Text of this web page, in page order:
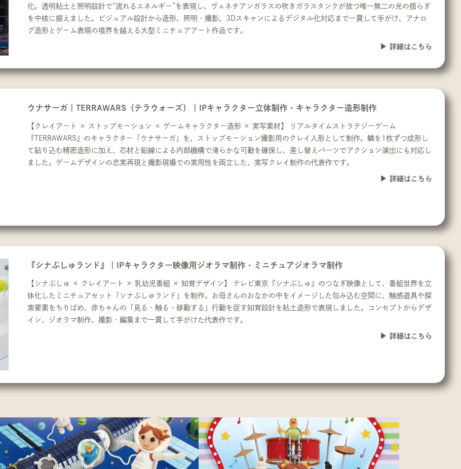
化。透明粘土と照明設計で“流れるエネルギー”を表現し、ヴェネチアンガラスの吹きガラスタンクが放つ唯一無二の光の揺らぎ
を中核に据えました。ビジュアル設計から造形、照明・撮影、3Dスキャンによるデジタル化対応まで一貫して手がけ、アナロ
グ造形とゲーム表現の境界を越える大型ミニチュアアート作品です。
詳細はこちら
ウナサーガ｜TERRAWARS（テラウォーズ）｜IPキャラクター立体制作・キャラクター造形制作
【クレイアート × ストップモーション × ゲームキャラクター造形 × 実写素材】 リアルタイムストラテジーゲーム
『TERRAWARS』のキャラクター「ウナサーガ」を、ストップモーション撮影用のクレイ人形として制作。鱗を1枚ずつ成形し
て貼り込む精密造形に加え、芯材と鉛線による内部機構で滑らかな可動を確保し、差し替えパーツでアクション演出にも対応し
ました。ゲームデザインの忠実再現と撮影現場での実用性を両立した、実写クレイ制作の代表作です。
詳細はこちら
『シナぷしゅランド』｜IPキャラクター映像用ジオラマ制作・ミニチュアジオラマ制作
【シナぷしゅ × クレイアート × 乳幼児番組 × 知育デザイン】 テレビ東京『シナぷしゅ』のつなぎ映像として、番組世界を立
体化したミニチュアセット「シナぷしゅランド」を制作。お母さんのおなかの中をイメージした包み込む空間に、触感遊具や探
索要素をちりばめ、赤ちゃんの「見る・触る・移動する」行動を促す知育設計を粘土造形で表現しました。コンセプトからデザ
イン、ジオラマ制作、撮影・編集まで一貫して手がけた代表作です。
詳細はこちら